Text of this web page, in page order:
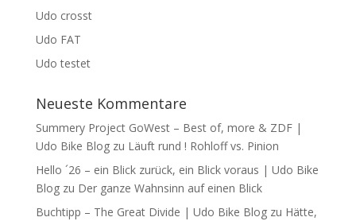
Udo crosst
Udo FAT
Udo testet
Neueste Kommentare
Summery Project GoWest – Best of, more & ZDF |
Udo Bike Blogzu Läuft rund ! Rohloff vs. Pinion
Hello ´26 – ein Blick zurück, ein Blick voraus | Udo Bike
Blogzu Der ganze Wahnsinn auf einen Blick
Buchtipp – The Great Divide | Udo Bike Blogzu Hätte,